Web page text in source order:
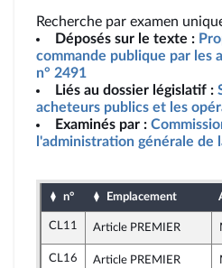
Recherche par examen
Déposés sur le texte :
commande publique par les
n° 2491
Liés au dossier législatif :
acheteurs publics et les
Examinés par :
l'administration générale de
n° Emplacement
CL11 Article PREMIER
CL16 Article PREMIER